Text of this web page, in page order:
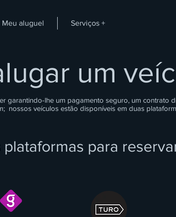
Meu aluguel Serviços +
um
garantindo-lhe um pagamento seguro, um contrato
nossos veículos estão disponíveis em duas
plataformas para